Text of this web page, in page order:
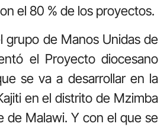
el 80 % de los proyectos.
grupo de Manos Unidas de
el Proyecto diocesano
se va a desarrollar en la
en el distrito de Mzimba
de Malawi. Y con el que se